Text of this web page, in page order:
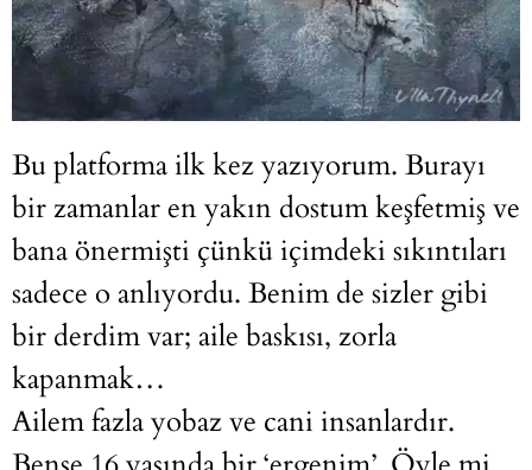
Bu platforma ilk kez yazıyorum. Burayı
bir zamanlar en yakın dostum keşfetmiş ve
bana önermişti çünkü içimdeki sıkıntıları
sadece o anlıyordu. Benim de sizler gibi
bir derdim var; aile baskısı, zorla
kapanmak…
Ailem fazla yobaz ve cani insanlardır.